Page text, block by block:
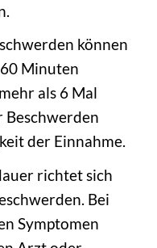
können
Minuten
als 6 Mal
Beschwerden
der Einnahme.
richtet sich
Bei
Symptomen